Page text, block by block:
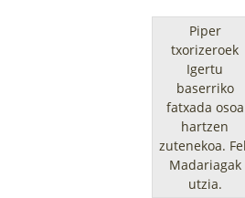
Piper
txorizeroek
Igertu
baserriko
fatxada osoa
hartzen
zutenekoa.
Madariagak
utzia.